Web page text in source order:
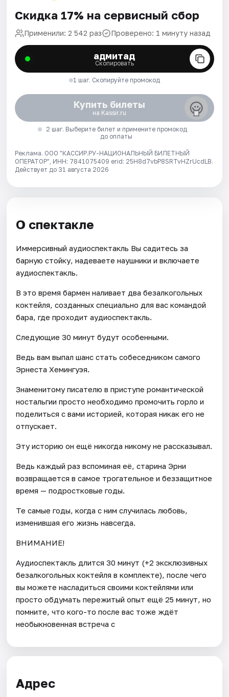
Скидка 17% на сервисный сбор
Применили: 2 542 раз Проверено: 1 минуту назад
адмитад
Скопировать
1 шаг. Скопируйте промокод
Купить билеты
на Kassir.ru
2 шаг. Выберите билет и примените промокод
до оплаты
Реклама. ООО "КАССИР.РУ-НАЦИОНАЛЬНЫЙ БИЛЕТНЫЙ
ОПЕРАТОР", ИНН: 7841075409 erid: 25H8d7vbP8SRTvHZrUcdLB.
Действует до 31 августа 2026
О спектакле
Иммерсивный аудиоспектакль Вы садитесь за
барную стойку, надеваете наушники и включаете
аудиоспектакль.
В это время бармен наливает два безалкогольных
коктейля, созданных специально для вас командой
бара, где проходит аудиоспектакль.
Следующие 30 минут будут особенными.
Ведь вам выпал шанс стать собеседником самого
Эрнеста Хемингуэя.
Знаменитому писателю в приступе романтической
ностальгии просто необходимо промочить горло и
поделиться с вами историей, которая никак его не
отпускает.
Эту историю он ещё никогда никому не рассказывал.
Ведь каждый раз вспоминая её, старина Эрни
возвращается в самое трогательное и беззащитное
время — подростковые годы.
Те самые годы, когда с ним случилась любовь,
изменившая его жизнь навсегда.
ВНИМАНИЕ!
Аудиоспектакль длится 30 минут (+2 эксклюзивных
безалкогольных коктейля в комплекте), после чего
вы можете насладиться своими коктейлями или
просто обдумать пережитый опыт ещё 25 минут, но
помните, что кого-то после вас тоже ждёт
необыкновенная встреча с
Адрес